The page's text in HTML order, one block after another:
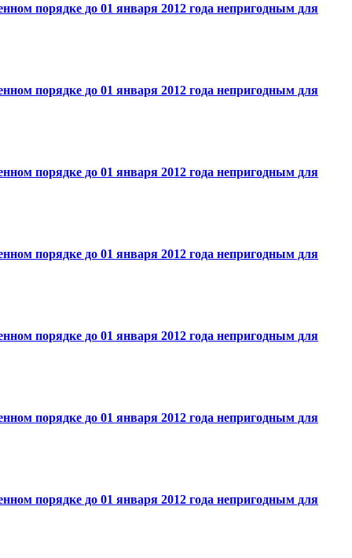
порядке до 01 января 2012 года непригодным для
порядке до 01 января 2012 года непригодным для
порядке до 01 января 2012 года непригодным для
порядке до 01 января 2012 года непригодным для
порядке до 01 января 2012 года непригодным для
порядке до 01 января 2012 года непригодным для
порядке до 01 января 2012 года непригодным для